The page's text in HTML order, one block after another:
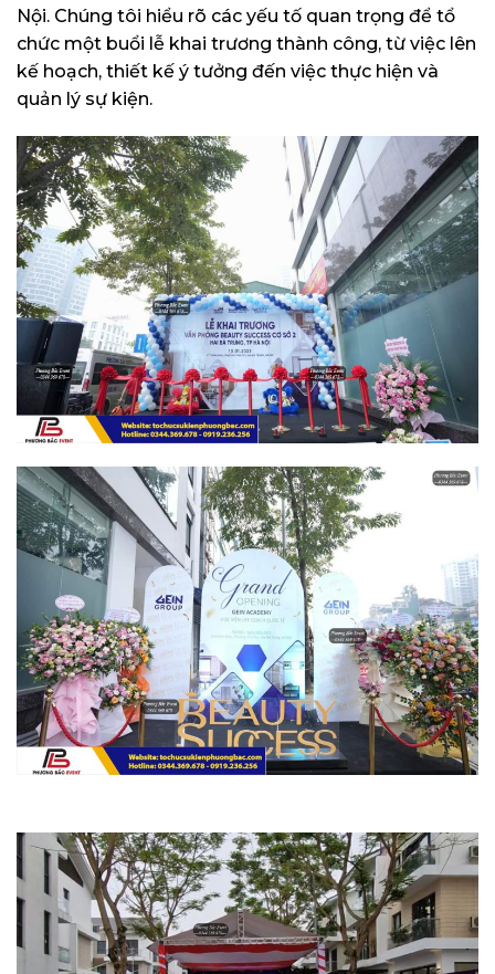
Nội. Chúng tôi hiểu rõ các yếu tố quan trọng để tổ
chức một buổi lễ khai trương thành công, từ việc lên
kế hoạch, thiết kế ý tưởng đến việc thực hiện và
quản lý sự kiện.